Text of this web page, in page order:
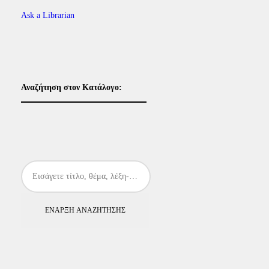
Ask a Librarian
Αναζήτηση στον Κατάλογο:
ΈΝΑΡΞΗ ΑΝΑΖΉΤΗΣΗΣ